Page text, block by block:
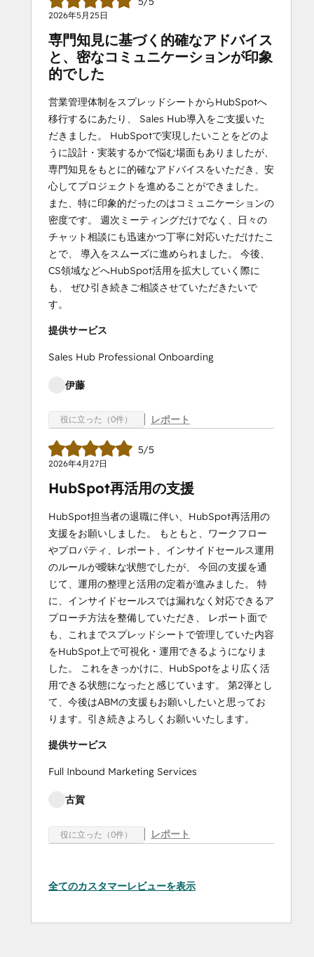
2026年5月25日
専門知見に基づく的確なアドバイス
と、密なコミュニケーションが印象
的でした
営業管理体制をスプレッドシートからHubSpotへ
移行するにあたり、 Sales Hub導入をご支援いた
だきました。 HubSpotで実現したいことをどのよ
うに設計・実装するかで悩む場面もありましたが、
専門知見をもとに的確なアドバイスをいただき、安
心してプロジェクトを進めることができました。
また、特に印象的だったのはコミュニケーションの
密度です。 週次ミーティングだけでなく、日々の
チャット相談にも迅速かつ丁寧に対応いただけたこ
とで、 導入をスムーズに進められました。 今後、
CS領域などへHubSpot活用を拡大していく際に
も、 ぜひ引き続きご相談させていただきたいで
す。
提供サービス
Sales Hub Professional Onboarding
伊藤
役に立った（0件） レポート
5/5
2026年4月27日
HubSpot再活用の支援
HubSpot担当者の退職に伴い、HubSpot再活用の
支援をお願いしました。 もともと、ワークフロー
やプロパティ、レポート、インサイドセールス運用
のルールが曖昧な状態でしたが、 今回の支援を通
じて、運用の整理と活用の定着が進みました。 特
に、インサイドセールスでは漏れなく対応できるア
プローチ方法を整備していただき、 レポート面で
も、これまでスプレッドシートで管理していた内容
をHubSpot上で可視化・運用できるようになりま
した。 これをきっかけに、HubSpotをより広く活
用できる状態になったと感じています。 第2弾とし
て、今後はABMの支援もお願いしたいと思ってお
ります。引き続きよろしくお願いいたします。
提供サービス
Full Inbound Marketing Services
古賀
役に立った（0件） レポート
全てのカスタマーレビューを表示